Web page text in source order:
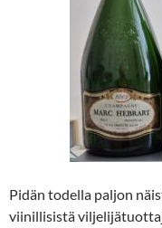
Pidän todella paljon
viinillisistä